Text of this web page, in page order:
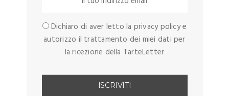
Dichiaro di aver letto la privacy policy e
autorizzo il trattamento dei miei dati per
la ricezione della TarteLetter